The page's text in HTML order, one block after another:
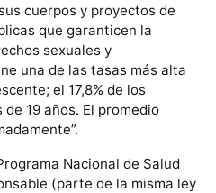
cuerpos y proyectos de
que garanticen la
sexuales y
una de las tasas más alta
el 17,8% de los
19 años. El promedio
Nacional de Salud
(parte de la misma ley